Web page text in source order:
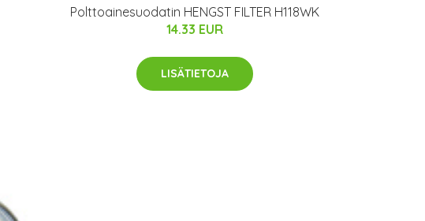
Polttoainesuodatin HENGST FILTER H118WK
14.33 EUR
LISÄTIETOJA